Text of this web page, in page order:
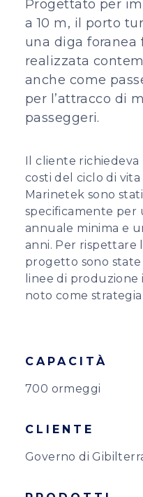
Progettato per
a 10 m, il porto
una diga foranea
realizzata
anche come
per l’attracco di
passeggeri.
Il cliente richiedeva
costi del ciclo di
Marinetek sono
specificamente per
annuale minima e
anni. Per rispettare
progetto sono
linee di produzione
noto come strategia
CAPACITÀ
700 ormeggi
CLIENTE
Governo di